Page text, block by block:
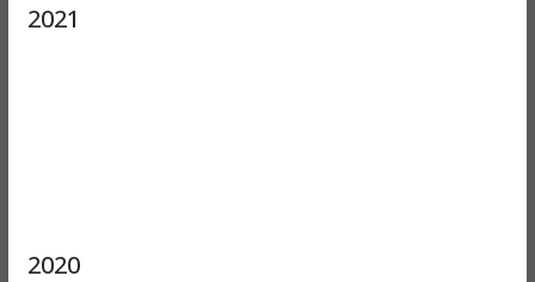
2021
2020